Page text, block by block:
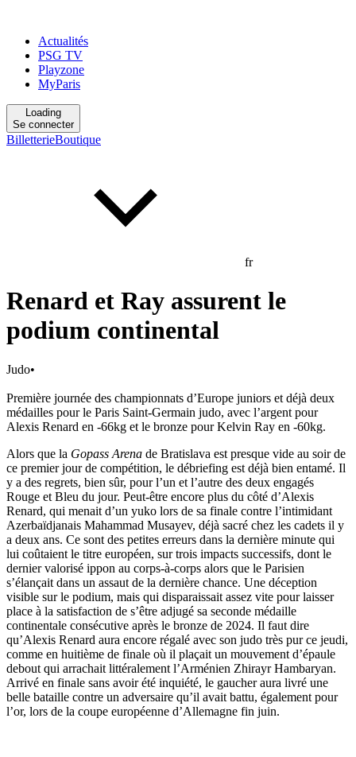
Actualités
PSG TV
Playzone
MyParis
Loading
Se connecter
BilletterieBoutique
fr
Renard et Ray assurent le
podium continental
Judo•
Première journée des championnats d’Europe juniors et déjà deux
médailles pour le Paris Saint-Germain judo, avec l’argent pour
Alexis Renard en -66kg et le bronze pour Kelvin Ray en -60kg.
Alors que la Gopass Arena de Bratislava est presque vide au soir de
ce premier jour de compétition, le débriefing est déjà bien entamé. Il
y a des regrets, bien sûr, pour l’un et l’autre des deux engagés
Rouge et Bleu du jour. Peut-être encore plus du côté d’Alexis
Renard, qui menait d’un yuko lors de sa finale contre l’intimidant
Azerbaïdjanais Mahammad Musayev, déjà sacré chez les cadets il y
a deux ans. Ce sont des petites erreurs dans la dernière minute qui
lui coûtaient le titre européen, sur trois impacts successifs, dont le
dernier valorisé ippon au corps-à-corps alors que le Parisien
s’élançait dans un assaut de la dernière chance. Une déception
visible sur le podium, mais qui disparaissait assez vite pour laisser
place à la satisfaction de s’être adjugé sa seconde médaille
continentale consécutive après le bronze de 2024. Il faut dire
qu’Alexis Renard aura encore régalé avec son judo très pur ce jeudi,
comme en huitième de finale où il plaçait un mouvement d’épaule
debout qui arrachait littéralement l’Arménien Zhirayr Hambaryan.
Arrivé en finale sans avoir été inquiété, le gaucher aura livré une
belle bataille contre un adversaire qu’il avait battu, également pour
l’or, lors de la coupe européenne d’Allemagne fin juin.